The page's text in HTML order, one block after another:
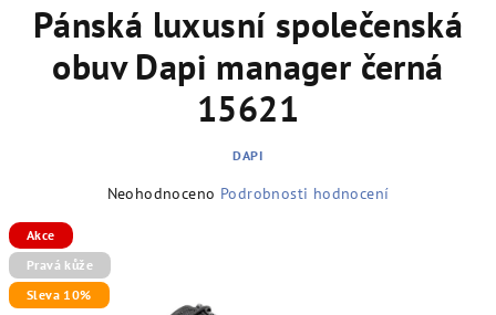
košík
Pánská luxusní společenská
obuv Dapi manager černá
15621
DAPI
produktu
je
0,0
z
Neohodnoceno Podrobnosti hodnocení
Akce
Pravá kůže
Sleva 10%